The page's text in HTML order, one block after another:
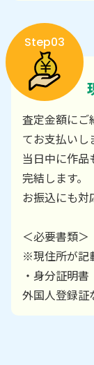
Step03
査定金額にご
てお支払いし
当日中に作品
完結します。
お振込にも対
＜必要書類＞
※現住所が記
・身分証明
外国人登録証